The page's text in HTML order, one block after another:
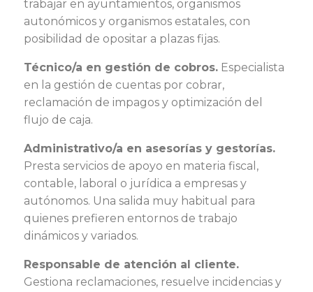
trabajar en ayuntamientos, organismos
autonómicos y organismos estatales, con
posibilidad de opositar a plazas fijas.
Técnico/a en gestión de cobros. Especialista
en la gestión de cuentas por cobrar,
reclamación de impagos y optimización del
flujo de caja.
Administrativo/a en asesorías y gestorías.
Presta servicios de apoyo en materia fiscal,
contable, laboral o jurídica a empresas y
autónomos. Una salida muy habitual para
quienes prefieren entornos de trabajo
dinámicos y variados.
Responsable de atención al cliente.
Gestiona reclamaciones, resuelve incidencias y